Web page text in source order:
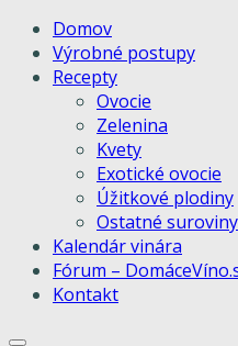
Domov
Výrobné postupy
Recepty
Ovocie
Zelenina
Kvety
Exotické ovocie
Úžitkové plodiny
Ostatné suroviny
Kalendár vinára
Fórum –
Kontakt